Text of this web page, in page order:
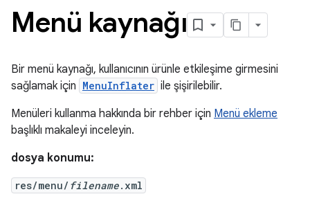
Menü kaynağı
Bir menü kaynağı, kullanıcının ürünle etkileşime girmesini
sağlamak için MenuInflater ile şişirilebilir.
Menüleri kullanma hakkında bir rehber için Menü ekleme
başlıklı makaleyi inceleyin.
dosya konumu:
res/menu/ filename.xml